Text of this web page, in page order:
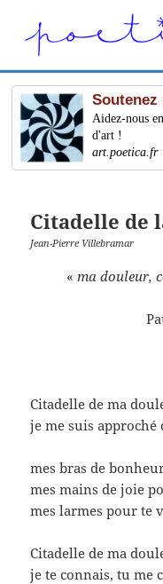
Soutenez
Aidez-nous
d'art !
art.poetica.fr
Citadelle de
Jean-Pierre Villebramar
« ma douleur,
Citadelle de ma
je me suis
mes bras de
mes mains de joie
mes larmes pour te
Citadelle de ma
je te connais, tu me